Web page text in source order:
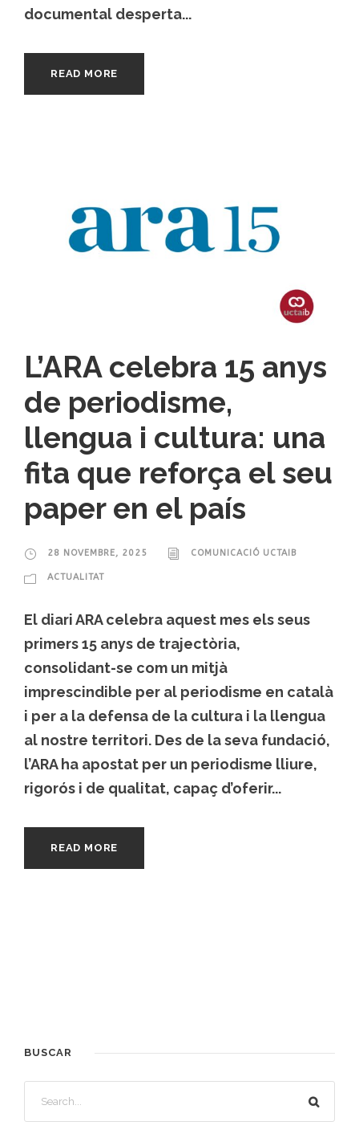
documental desperta...
READ MORE
L’ARA celebra 15 anys
de periodisme,
llengua i cultura: una
fita que reforça el seu
paper en el país
28 NOVEMBRE, 2025 COMUNICACIÓ UCTAIB
ACTUALITAT
El diari ARA celebra aquest mes els seus
primers 15 anys de trajectòria,
consolidant-se com un mitjà
imprescindible per al periodisme en català
i per a la defensa de la cultura i la llengua
al nostre territori. Des de la seva fundació,
l’ARA ha apostat per un periodisme lliure,
rigorós i de qualitat, capaç d’oferir...
READ MORE
BUSCAR